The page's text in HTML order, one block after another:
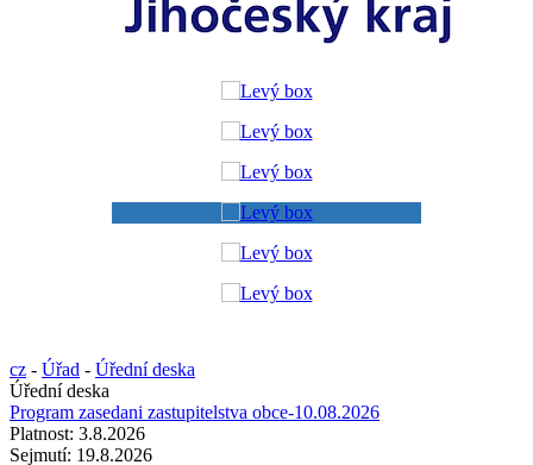
cz - Úřad - Úřední deska
Úřední deska
Program zasedani zastupitelstva obce-10.08.2026
Platnost: 3.8.2026
Sejmutí: 19.8.2026